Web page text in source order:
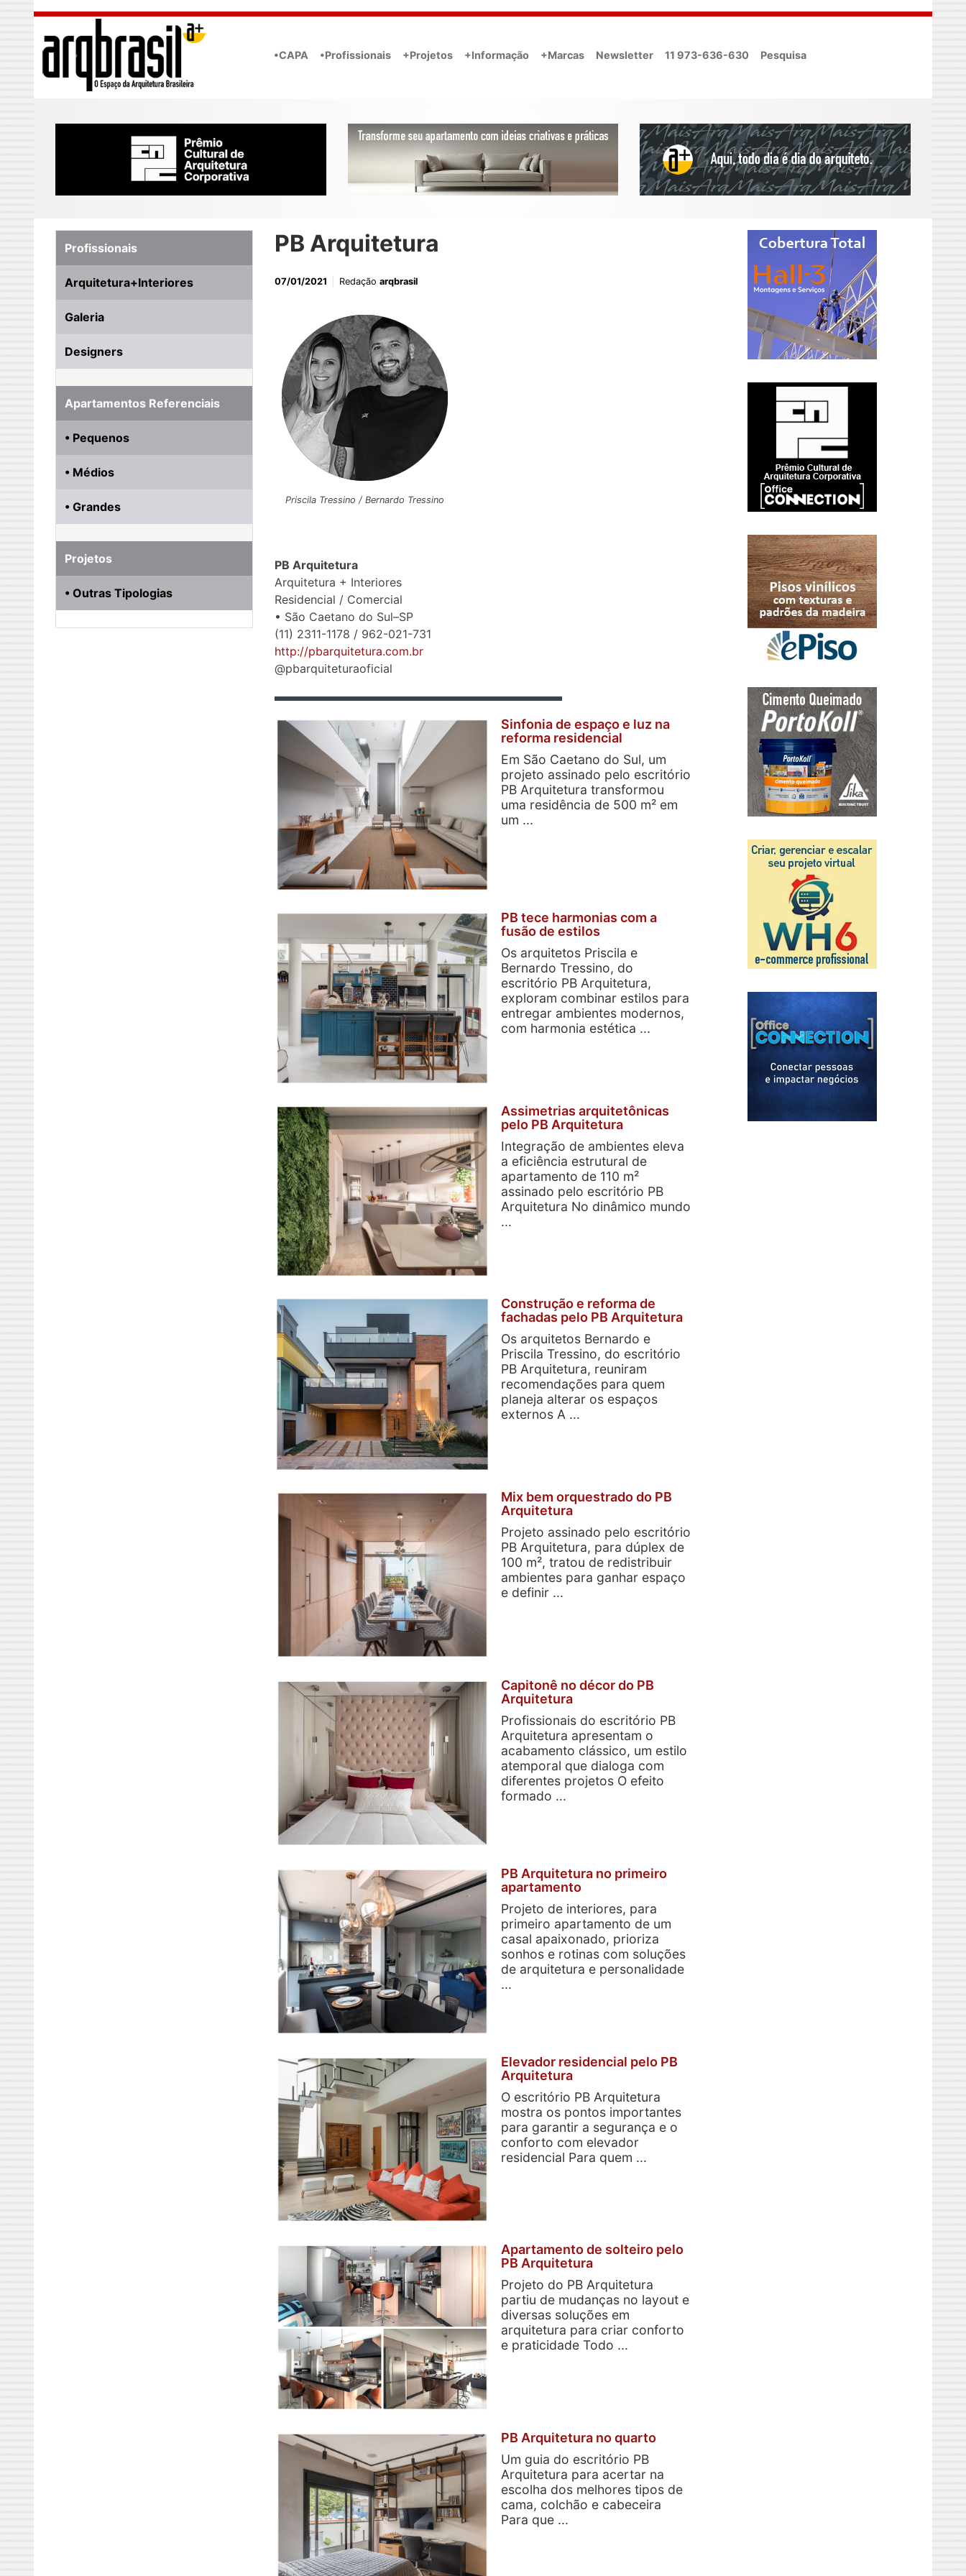
Skip to main content
•CAPA •Profissionais +Projetos +Informação +Marcas Newsletter 11 973-636-630 Pesquisa
PB Arquitetura
07/01/2021 Redação arqbrasil
Priscila Tressino / Bernardo Tressino
PB Arquitetura
Arquitetura + Interiores
Residencial / Comercial
• São Caetano do Sul–SP
(11) 2311-1178 / 962-021-731
http://pbarquitetura.com.br
@pbarquiteturaoficial
Sinfonia de espaço e luz na
reforma residencial
Em São Caetano do Sul, um
projeto assinado pelo escritório
PB Arquitetura transformou
uma residência de 500 m² em
um ...
PB tece harmonias com a
fusão de estilos
Os arquitetos Priscila e
Bernardo Tressino, do
escritório PB Arquitetura,
exploram combinar estilos para
entregar ambientes modernos,
com harmonia estética ...
Assimetrias arquitetônicas
pelo PB Arquitetura
Integração de ambientes eleva
a eficiência estrutural de
apartamento de 110 m²
assinado pelo escritório PB
Arquitetura No dinâmico mundo
...
Construção e reforma de
fachadas pelo PB Arquitetura
Os arquitetos Bernardo e
Priscila Tressino, do escritório
PB Arquitetura, reuniram
recomendações para quem
planeja alterar os espaços
externos A ...
Mix bem orquestrado do PB
Arquitetura
Projeto assinado pelo escritório
PB Arquitetura, para dúplex de
100 m², tratou de redistribuir
ambientes para ganhar espaço
e definir ...
Capitonê no décor do PB
Arquitetura
Profissionais do escritório PB
Arquitetura apresentam o
acabamento clássico, um estilo
atemporal que dialoga com
diferentes projetos O efeito
formado ...
PB Arquitetura no primeiro
apartamento
Projeto de interiores, para
primeiro apartamento de um
casal apaixonado, prioriza
sonhos e rotinas com soluções
de arquitetura e personalidade
...
Elevador residencial pelo PB
Arquitetura
O escritório PB Arquitetura
mostra os pontos importantes
para garantir a segurança e o
conforto com elevador
residencial Para quem ...
Apartamento de solteiro pelo
PB Arquitetura
Projeto do PB Arquitetura
partiu de mudanças no layout e
diversas soluções em
arquitetura para criar conforto
e praticidade Todo ...
PB Arquitetura no quarto
Um guia do escritório PB
Arquitetura para acertar na
escolha dos melhores tipos de
cama, colchão e cabeceira
Para que ...
Profissionais
Arquitetura+Interiores
Galeria
Designers
Apartamentos Referenciais
• Pequenos
• Médios
• Grandes
Projetos
• Outras Tipologias